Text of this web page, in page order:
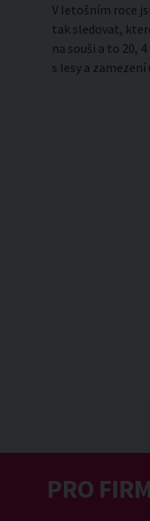
V letošním roce
tak sledovat,
na souši a to 20,
s lesy a
PRO